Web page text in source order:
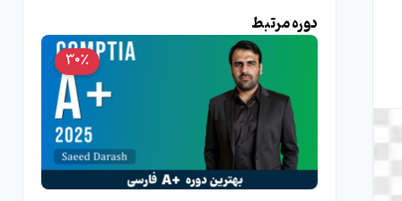
دوره مرتبط
30٪